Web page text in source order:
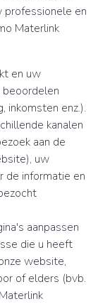
professionele en
Materlink
en uw
inkomsten enz.).
kanalen
aan de
uw
de informatie en
aanpassen
die u heeft
website,
of elders (bvb.